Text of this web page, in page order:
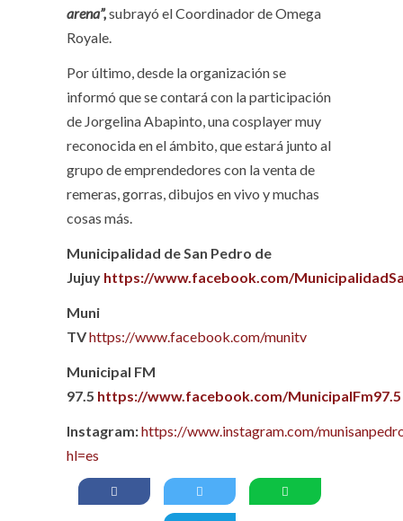
arena”,subrayó el Coordinador de Omega
Royale.
Por último, desde la organización se
informó que se contará con la participación
de Jorgelina Abapinto, una cosplayer muy
reconocida en el ámbito, que estará junto al
grupo de emprendedores con la venta de
remeras, gorras, dibujos en vivo y muchas
cosas más.
Municipalidad de San Pedro de
Jujuy https://www.facebook.com/
Muni
TVhttps://www.facebook.com/munitv
Municipal FM
97.5 https://www.facebook.com/MunicipalFm97.5
Instagram:https://www.instagram.com/
hl=es